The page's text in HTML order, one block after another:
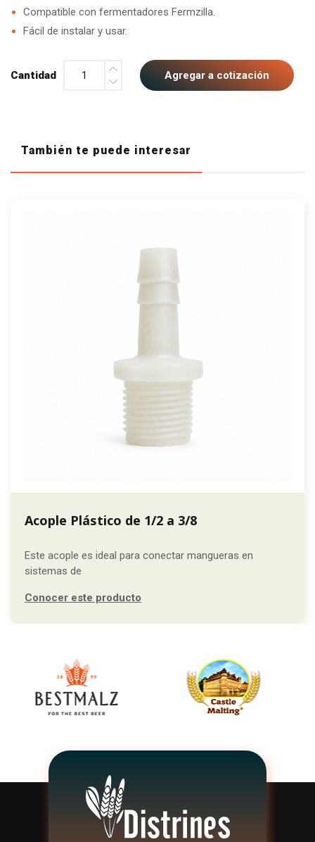
Compatible con fermentadores Fermzilla.
Fácil de instalar y usar.
Cantidad Agregar a cotización
También te puede interesar
Acople Plástico de 1/2 a 3/8
Este acople es ideal para conectar mangueras en
sistemas de
Conocer este producto